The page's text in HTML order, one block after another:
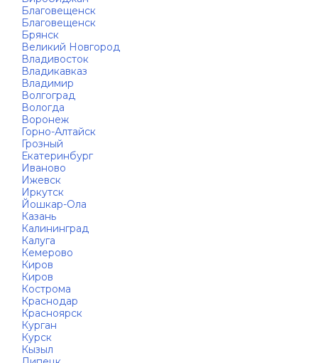
Благовещенск
Благовещенск
Брянск
Великий Новгород
Владивосток
Владикавказ
Владимир
Волгоград
Вологда
Воронеж
Горно-Алтайск
Грозный
Екатеринбург
Иваново
Ижевск
Иркутск
Йошкар-Ола
Казань
Калининград
Калуга
Кемерово
Киров
Киров
Кострома
Краснодар
Красноярск
Курган
Курск
Кызыл